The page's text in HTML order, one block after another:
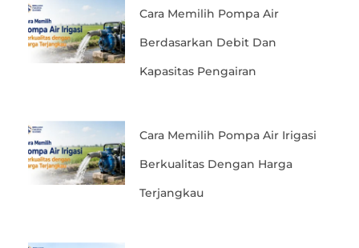
Cara Memilih Pompa Air
Berdasarkan Debit Dan
Kapasitas Pengairan
Cara Memilih Pompa Air Irigasi
Berkualitas Dengan Harga
Terjangkau